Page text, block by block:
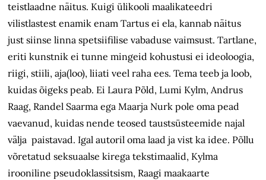
teistlaadne näitus. Kuigi ülikooli maalikateedri
vilistlastest enamik enam Tartus ei ela, kannab näitus
just siinse linna spetsiifilise vabaduse vaimsust. Tartlane,
eriti kunstnik ei tunne mingeid kohustusi ei ideoloogia,
riigi, stiili, aja(loo), liiati veel raha ees. Tema teeb ja loob,
kuidas õigeks peab. Ei Laura Põld, Lumi Kylm, Andrus
Raag, Randel Saarma ega Maarja Nurk pole oma pead
vaevanud, kuidas nende teosed taustsüsteemide najal
välja paistavad. Igal autoril oma laad ja vist ka idee. Põllu
võretatud seksuaalse kirega tekstimaalid, Kylma
irooniline pseudoklassitsism, Raagi maakaarte